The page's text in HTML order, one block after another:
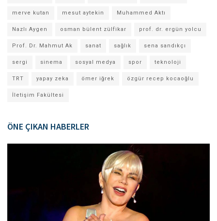
merve kutan mesut aytekin Muhammed Aktı
Nazlı Aygen osman bülent zülfikar prof. dr. ergün yolcu
Prof. Dr. Mahmut Ak sanat sağlık sena sandıkçı
sergi sinema sosyal medya spor teknoloji
TRT yapay zeka ömer iğrek özgür recep kocaoğlu
İletişim Fakültesi
ÖNE ÇIKAN HABERLER